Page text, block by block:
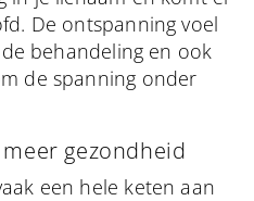
De ontspanning voel
behandeling en ook
de spanning onder
gezondheid
een hele keten aan